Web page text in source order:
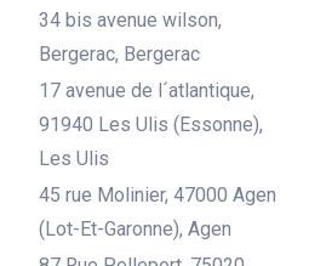
34 bis avenue wilson,
Bergerac, Bergerac
17 avenue de l´atlantique,
91940 Les Ulis (Essonne),
Les Ulis
45 rue Molinier, 47000 Agen
(Lot-Et-Garonne), Agen